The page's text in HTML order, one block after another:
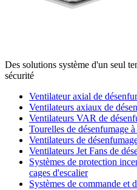
Des solutions système d'un seul
sécurité
Ventilateur axial de
Ventilateurs axiaux de
Ventilateurs VAR de
Tourelles de désenfumage
Ventilateurs de
Ventilateurs Jet Fans de
Systèmes de protection
cages d'escalier
Systèmes de commande et